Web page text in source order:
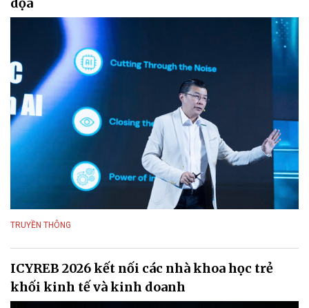
TRUYỀN THÔNG
ICYREB 2026 kết nối các nhà khoa học trẻ
khối kinh tế và kinh doanh